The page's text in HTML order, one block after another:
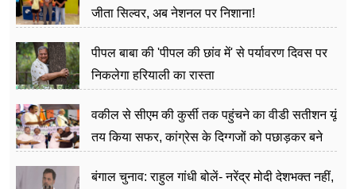
जीता सिल्वर, अब नेशनल पर निशाना!
पीपल बाबा की 'पीपल की छांव में' से पर्यावरण दिवस पर
निकलेगा हरियाली का रास्ता
वकील से सीएम की कुर्सी तक पहुंचने का वीडी सतीशन यूं
तय किया सफर, कांग्रेस के दिग्गजों को पछाड़कर बने
बंगाल चुनाव: राहुल गांधी बोलें- नरेंद्र मोदी देशभक्त नहीं,